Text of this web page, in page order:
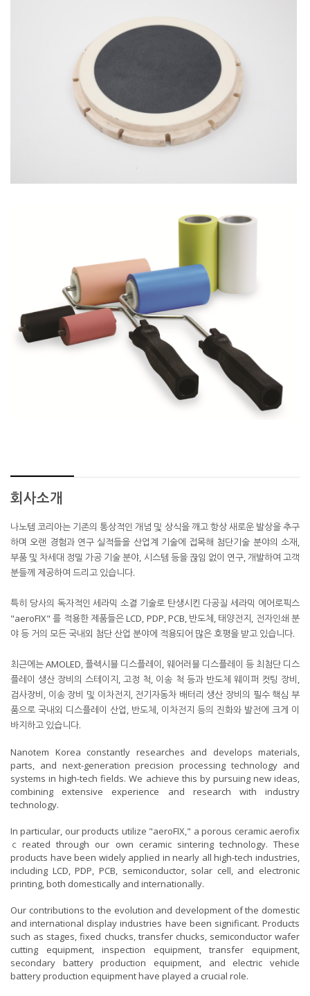
회사소개
나노템 코리아는 기존의 통상적인 개념 및 상식을 깨고 항상 새로운 발상을 추구
하며 오랜 경험과 연구 실적들을 산업계 기술에 접목해 첨단기술 분야의 소재,
부품 및 차세대 정밀 가공 기술 분야, 시스템 등을 끊임 없이 연구, 개발하여 고객
분들께 제공하여 드리고 있습니다.
특히 당사의 독자적인 세라믹 소결 기술로 탄생시킨 다공질 세라믹 에어로픽스
"aeroFIX" 를 적용한 제품들은 LCD, PDP, PCB, 반도체, 태양전지, 전자인쇄 분
야 등 거의 모든 국내외 첨단 산업 분야에 적용되어 많은 호평을 받고 있습니다.
최근에는 AMOLED, 플렉시블 디스플레이, 웨어러블 디스플레이 등 최첨단 디스
플레이 생산 장비의 스테이지, 고정 척, 이송 척 등과 반도체 웨이퍼 컷팅 장비,
검사장비, 이송 장비 및 이차전지, 전기자동차 배터리 생산 장비의 필수 핵심 부
품으로 국내외 디스플레이 산업, 반도체, 이차전지 등의 진화와 발전에 크게 이
바지하고 있습니다.
Nanotem Korea constantly researches and develops materials,
parts, and next-generation precision processing technology and
systems in high-tech fields. We achieve this by pursuing new ideas,
combining extensive experience and research with industry
technology.
In particular, our products utilize "aeroFIX," a porous ceramic aerofix
ｃreated through our own ceramic sintering technology. These
products have been widely applied in nearly all high-tech industries,
including LCD, PDP, PCB, semiconductor, solar cell, and electronic
printing, both domestically and internationally.
Our contributions to the evolution and development of the domestic
and international display industries have been significant. Products
such as stages, fixed chucks, transfer chucks, semiconductor wafer
cutting equipment, inspection equipment, transfer equipment,
secondary battery production equipment, and electric vehicle
battery production equipment have played a crucial role.